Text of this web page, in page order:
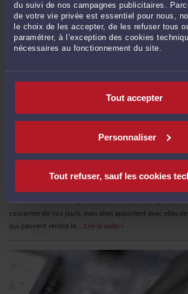
du suivi de nos campagnes publicitaires.
de votre vie privée est essentiel pour nous,
le choix de les accepter, de les refuser tous
paramétrer, à l’exception des cookies
nécessaires au fonctionnement du site.
Tout accepter
Personnaliser
Tout refuser, sauf les cookies
LES DÉFIS DE LA SUCCESSION DANS LE
ParMurielle-Isabelle CAHENle 19/03/2024
La succession est un sujet complexe qui peut être source
défis sont souvent amplifiés. Les familles recomposées
courantes de nos jours, mais elles apportent avec elles
qui peuvent rendre la ... Lire la suite >